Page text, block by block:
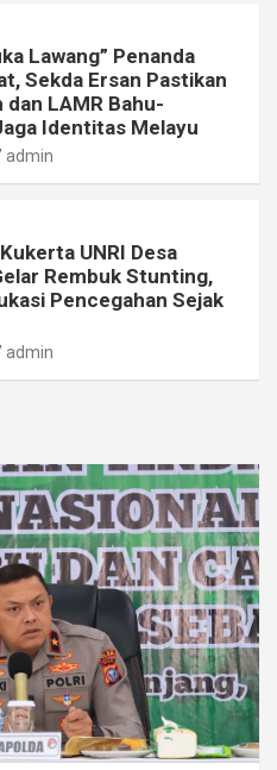
Lawang” Penanda
Sekda Ersan Pastikan
LAMR Bahu-
Identitas Melayu
admin
UNRI Desa
Rembuk Stunting,
Pencegahan Sejak
admin